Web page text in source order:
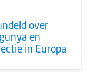
over
en
in Europa